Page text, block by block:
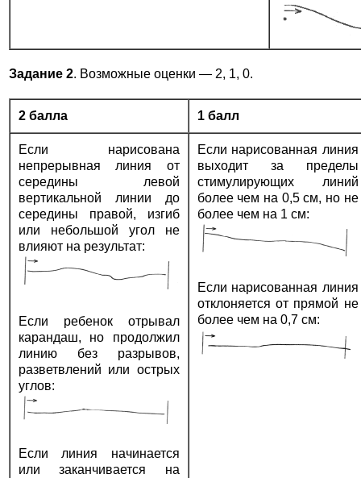
Задание 2. Возможные оценки — 2, 1, 0.
2 балла 1 балл
Если нарисована
непрерывная линия от
середины левой
вертикальной линии до
середины правой, изгиб
или небольшой угол не
влияют на результат:
Если ребенок отрывал
карандаш, но продолжил
линию без разрывов,
разветвлений или острых
углов:
Если линия начинается
или заканчивается на
Если нарисованная линия
выходит за пределы
стимулирующих линий
более чем на 0,5 см, но не
более чем на 1 см:
Если нарисованная линия
отклоняется от прямой не
более чем на 0,7 см: